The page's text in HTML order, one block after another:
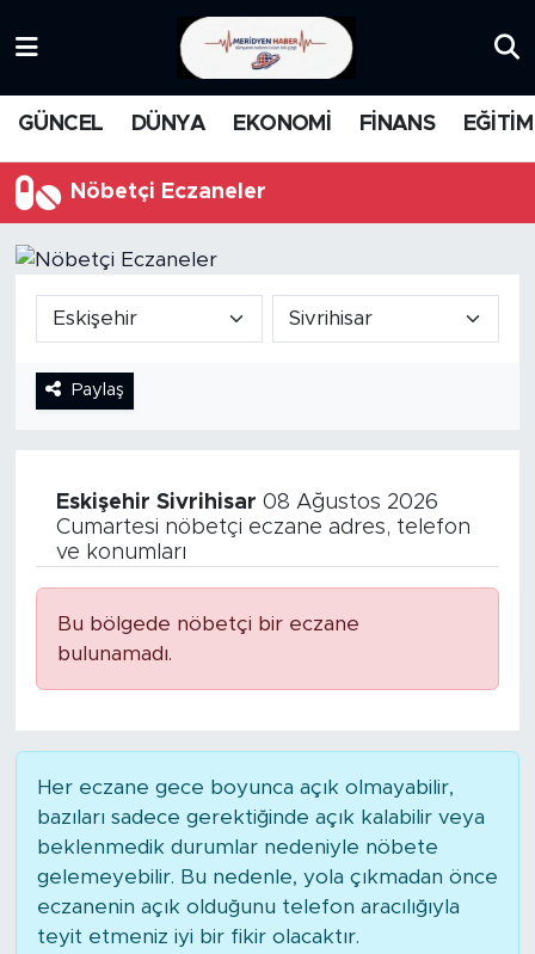
GÜNCEL DÜNYA EKONOMİ FİNANS EĞİTİM
Nöbetçi Eczaneler
Paylaş
Eskişehir Sivrihisar 08 Ağustos 2026
Cumartesi nöbetçi eczane adres, telefon
ve konumları
Bu bölgede nöbetçi bir eczane
bulunamadı.
Her eczane gece boyunca açık olmayabilir,
bazıları sadece gerektiğinde açık kalabilir veya
beklenmedik durumlar nedeniyle nöbete
gelemeyebilir. Bu nedenle, yola çıkmadan önce
eczanenin açık olduğunu telefon aracılığıyla
teyit etmeniz iyi bir fikir olacaktır.
MEDYA
FİNANS
DÜNYA
KARİKATÜR
RÖPÖRTAJ
KULİS
YAZARLAR
DİNİ
Trafik Durumu
Süper Lig Puan Durumu ve Fikstür
Tüm Manşetler
Haber Arşivi